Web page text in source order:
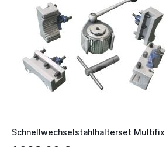
Schnellwechselstahlhalterset Multifix